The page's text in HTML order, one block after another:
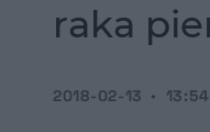
raka
2018-02-13 13:54